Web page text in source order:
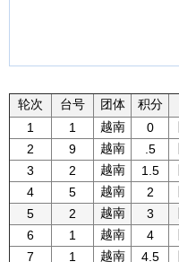
轮次
台号 团体 积分
1
1 越南 0
2
9 越南 .5
3
2 越南 1.5
4
5 越南 2
5
2 越南 3
6
1 越南 4
7
1 越南 4.5